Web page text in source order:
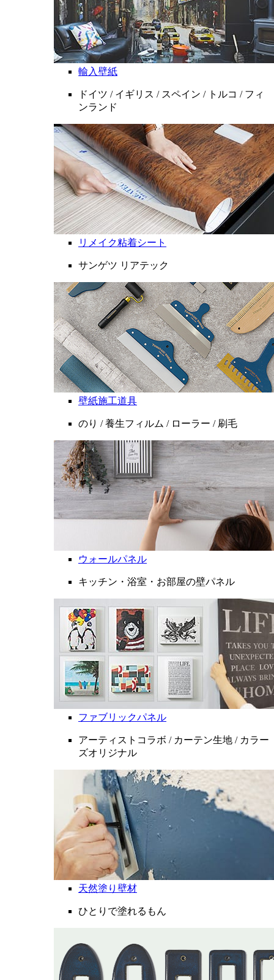
輸入壁紙
ドイツ / イギリス / スペイン / トルコ / フィ
ンランド
リメイク粘着シート
サンゲツ リアテック
壁紙施工道具
のり / 養生フィルム / ローラー / 刷毛
ウォールパネル
キッチン・浴室・お部屋の壁パネル
ファブリックパネル
アーティストコラボ / カーテン生地 / カラー
ズオリジナル
天然塗り壁材
ひとりで塗れるもん